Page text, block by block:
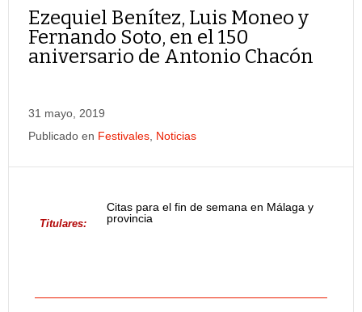
Ezequiel Benítez, Luis Moneo y
Fernando Soto, en el 150
aniversario de Antonio Chacón
31 mayo, 2019
Publicado en Festivales Noticias
Titulares:
Citas para el fin de semana en Málaga y
provincia